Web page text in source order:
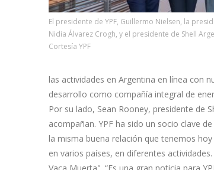
El presidente de YPF, Guillermo Nielsen, la
Nidia Álvarez Crogh, y el presidente de Shell
Cortesía YPF
las actividades en Argentina en línea con
desarrollo como compañía integral de
Por su lado, Sean Rooney, presidente de
acompañan. YPF ha sido un socio clave
la misma buena relación que tenemos
en varios países, en diferentes